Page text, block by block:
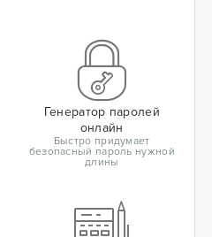
Генератор паролей
онлайн
Быстро придумает
безопасный пароль нужной
длины